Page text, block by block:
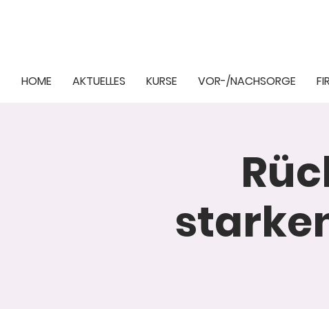
HOME AKTUELLES KURSE VOR-/NACHSORGE